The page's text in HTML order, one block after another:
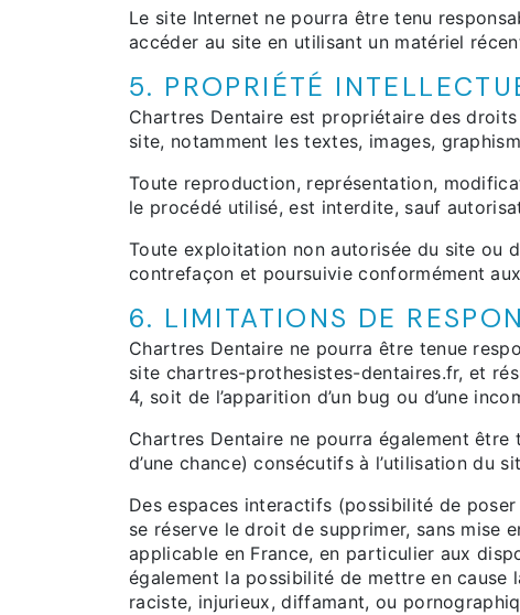
Le site Internet ne pourra être tenu
accéder au site en utilisant un matériel
5. PROPRIÉTÉ
Chartres Dentaire est propriétaire des
site, notamment les textes, images,
Toute reproduction, représentation,
le procédé utilisé, est interdite, sauf
Toute exploitation non autorisée du site ou
contrefaçon et poursuivie conformément
6. LIMITATIONS DE
Chartres Dentaire ne pourra être tenue
site chartres-prothesistes-dentaires.fr, et
4, soit de l’apparition d’un bug ou d’une
Chartres Dentaire ne pourra également
d’une chance) consécutifs à l’utilisation du
Des espaces interactifs (possibilité de
se réserve le droit de supprimer, sans mise
applicable en France, en particulier aux
également la possibilité de mettre en cause
raciste, injurieux, diffamant, ou